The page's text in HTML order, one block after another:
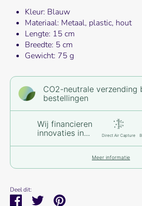
Kleur: Blauw
Materiaal: Metaal, plastic, hout
Lengte: 15 cm
Breedte: 5 cm
Gewicht: 75 g
CO2-neutrale verzending
bestellingen
Wij financieren
innovaties in...
Direct Air Capture
Meer informatie
Deel dit:
Deel TweetPin